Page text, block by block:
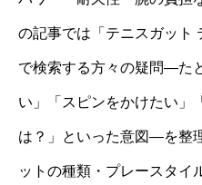
の記事では「テニスガット
で検索する方々の疑問—た
い」「スピンをかけたい」
は？」といった意図—を整
ットの種類・プレースタイ